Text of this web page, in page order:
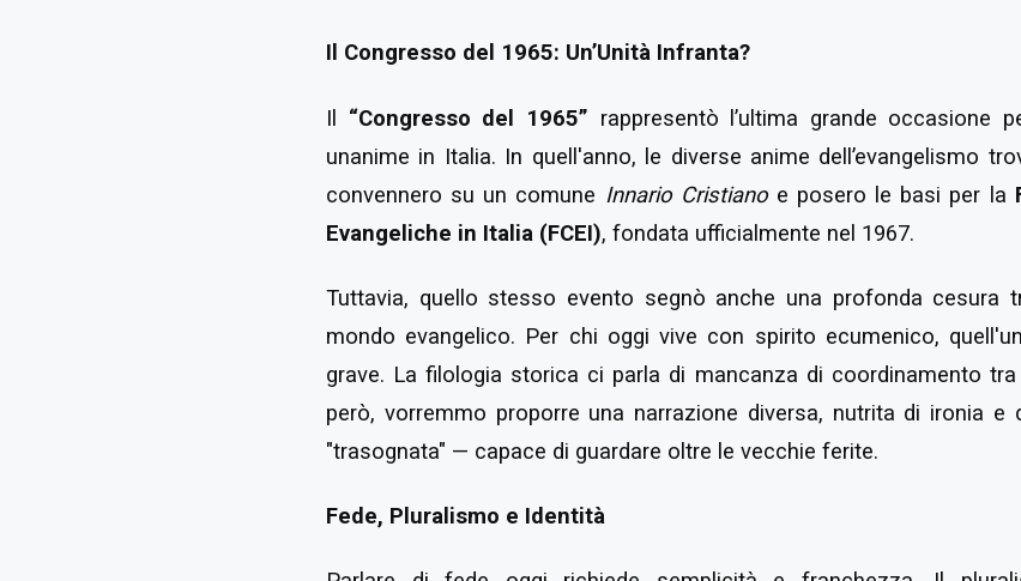
Il Congresso del 1965: Un’Unità Infranta?
Il “Congresso del 1965” rappresentò l’ultima grande occasione
unanime in Italia. In quell'anno, le diverse anime dell’evangelismo
convennero su un comune Innario Cristiano e posero le basi per la
Evangeliche in Italia (FCEI), fondata ufficialmente nel 1967.
Tuttavia, quello stesso evento segnò anche una profonda cesura
mondo evangelico. Per chi oggi vive con spirito ecumenico,
grave. La filologia storica ci parla di mancanza di coordinamento tra
però, vorremmo proporre una narrazione diversa, nutrita di ironia
"trasognata" — capace di guardare oltre le vecchie ferite.
Fede, Pluralismo e Identità